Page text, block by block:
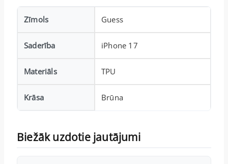
Zīmols Guess
Saderība iPhone 17
Materiāls TPU
Krāsa Brūna
Biežāk uzdotie jautājumi